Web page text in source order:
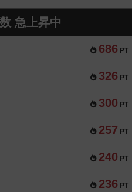
急上昇中
686 PT
326 PT
300 PT
257 PT
240 PT
236 PT